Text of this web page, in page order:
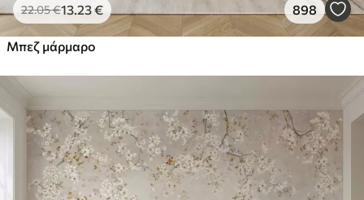
22.05€13 .23€ 898
Μπεζ μάρμαρο